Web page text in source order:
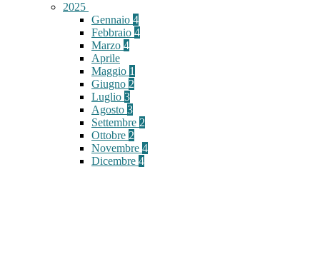
2025
Gennaio 4
Febbraio 4
Marzo 4
Aprile
Maggio 1
Giugno 2
Luglio 3
Agosto 3
Settembre 2
Ottobre 2
Novembre 4
Dicembre 4